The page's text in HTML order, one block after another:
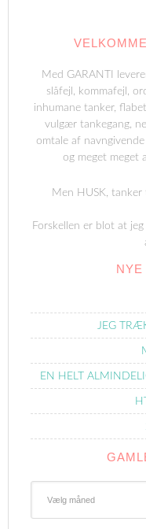
Med GARANTI
slåfejl, kommafejl,
inhumane tanker,
vulgær tankegang,
omtale af
og meget meget
Men HUSK,
Forskellen er blot at
JEG
EN HELT